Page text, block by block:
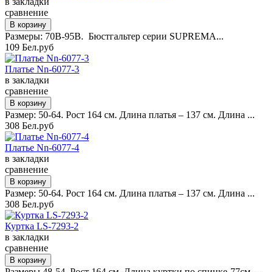
сравнение
Размеры: 70B-95B. Бюстгальтер серии SUPREMA...
109 Бел.руб
Платье Nn-6077-3
в закладки
сравнение
Размер: 50-64. Рост 164 см. Длина платья – 137 см. Длина ...
308 Бел.руб
Платье Nn-6077-4
в закладки
сравнение
Размер: 50-64. Рост 164 см. Длина платья – 137 см. Длина ...
308 Бел.руб
Куртка LS-7293-2
в закладки
сравнение